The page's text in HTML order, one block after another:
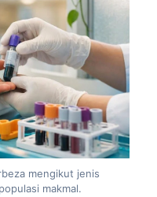
mengikut jenis
makmal.